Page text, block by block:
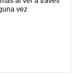
vez